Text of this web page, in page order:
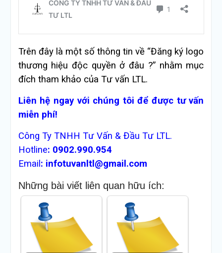
Trên đây là một số thông tin về “Đăng ký logo
thương hiệu độc quyền ở đâu ?” nhằm mục
đích tham khảo của Tư vấn LTL.
Liên hệ ngay với chúng tôi để được tư vấn
miễn phí!
Công Ty TNHH Tư Vấn & Đầu Tư LTL.
Hotline: 0902.990.954
Email : infotuvanltl@gmail.com
Những bài viết liên quan hữu ích: